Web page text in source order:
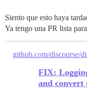
Siento que esto haya
Ya tengo una PR lista
github.com/discourse/
FIX:
and convert